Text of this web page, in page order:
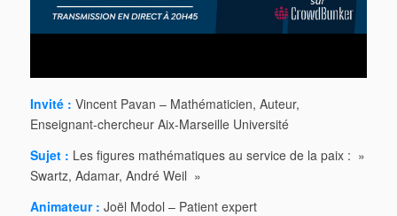
Invité : Vincent Pavan – Mathématicien, Auteur,
Enseignant-chercheur Aix-Marseille Université
Sujet : Les figures mathématiques au service de la paix : »
Swartz, Adamar, André Weil »
Animateur : Joël Modol – Patient expert